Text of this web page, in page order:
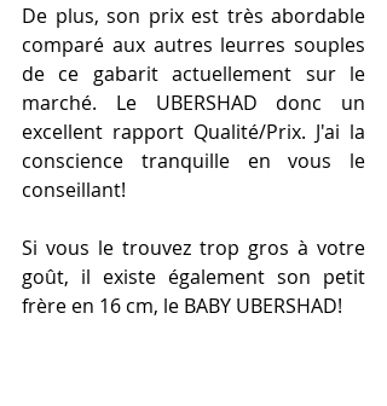
De plus, son prix est très abordable
comparé aux autres leurres souples
de ce gabarit actuellement sur le
marché. Le UBERSHAD donc un
excellent rapport Qualité/Prix. J'ai la
conscience tranquille en vous le
conseillant!
Si vous le trouvez trop gros à votre
goût, il existe également son petit
frère en 16 cm, le BABY UBERSHAD!